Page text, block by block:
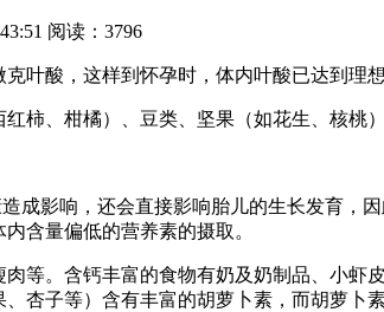
阅读：3796
叶酸，这样到怀孕时，体内叶酸已达到
柿、柑橘）、豆类、坚果（如花生、核桃
成影响，还会直接影响胎儿的生长发育，
含量偏低的营养素的摄取。
等。含钙丰富的食物有奶及奶制品、小
杏子等）含有丰富的胡萝卜素，而胡萝